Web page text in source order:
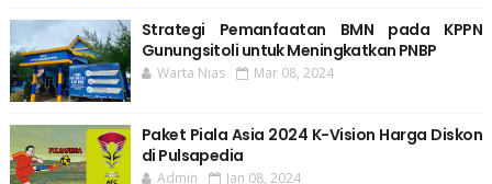
Strategi Pemanfaatan BMN pada KPPN
Gunungsitoli untuk Meningkatkan PNBP
Warta Nias Mar 08, 2024
Paket Piala Asia 2024 K-Vision Harga Diskon
di Pulsapedia
Admin Jan 08, 2024